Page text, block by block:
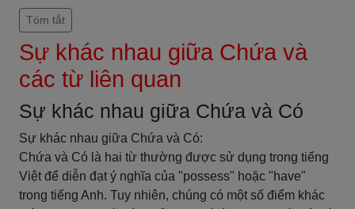
Tóm tắt
Sự khác nhau giữa Chứa và
các từ liên quan
Sự khác nhau giữa Chứa và Có
Sự khác nhau giữa Chứa và Có:
Chứa và Có là hai từ thường được sử dụng trong tiếng
Việt để diễn đạt ý nghĩa của "possess" hoặc "have"
trong tiếng Anh. Tuy nhiên, chúng có một số điểm khác